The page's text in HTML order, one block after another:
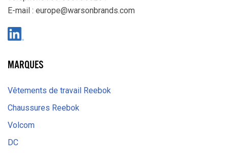
E-mail : europe@warsonbrands.com
MARQUES
Vêtements de travail Reebok
Chaussures Reebok
Volcom
DC